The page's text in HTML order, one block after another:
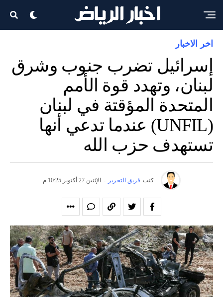
اخر الاخبار
إسرائيل تضرب جنوب وشرق
لبنان، وتهدد قوة الأمم
المتحدة المؤقتة في لبنان
(UNFIL) عندما تدعي أنها
تستهدف حزب الله
كتب فريق التحرير - الإثنين 27 أكتوبر 10:25 م